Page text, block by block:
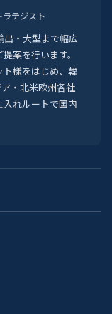
テジスト
出・大型まで幅広
案を行います。
様をはじめ、韓
・北米欧州各社
れルートで国内